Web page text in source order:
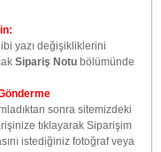
yazı değişikliklerini
Sipariş Notu bölümünde
sonra sitemizdeki
tıklayarak Siparişim
istediğiniz fotoğraf veya